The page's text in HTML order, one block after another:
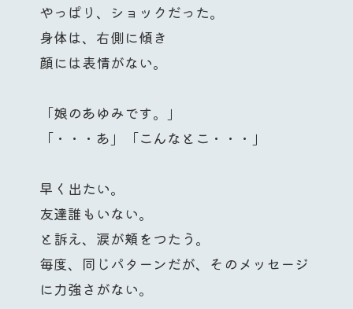
やっぱり、ショックだった。
身体は、右側に傾き
顔には表情がない。
「娘のあゆみです。」
「・・・あ」「こんなとこ・・・」
早く出たい。
友達誰もいない。
と訴え、涙が頬をつたう。
毎度、同じパターンだが、そのメッセージ
に力強さがない。